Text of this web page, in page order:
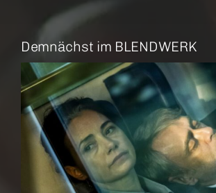
Demnächst im BLENDWERK